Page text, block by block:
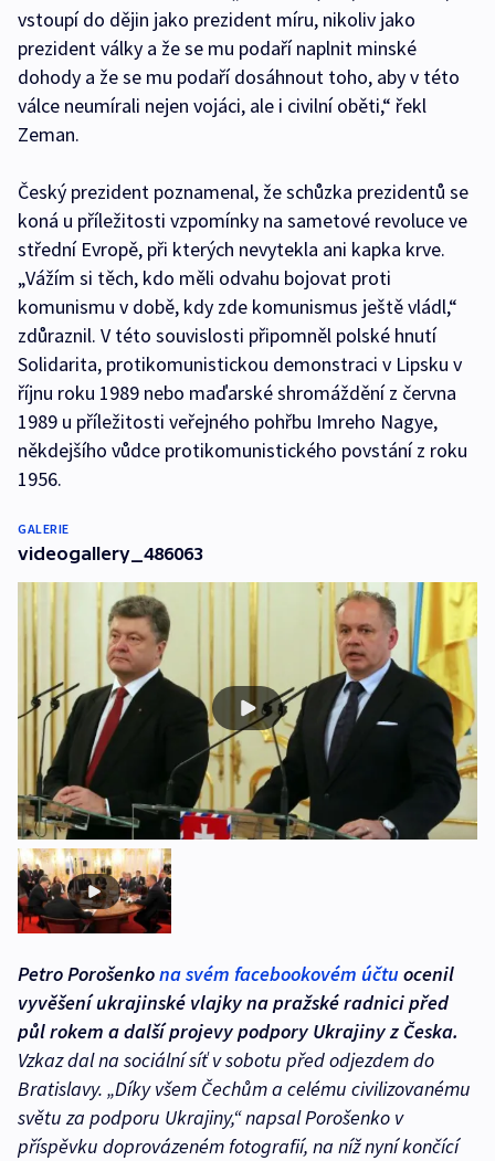
vstoupí do dějin jako prezident míru, nikoliv jako
prezident války a že se mu podaří naplnit minské
dohody a že se mu podaří dosáhnout toho, aby v této
válce neumírali nejen vojáci, ale i civilní oběti,“ řekl
Zeman.
Český prezident poznamenal, že schůzka prezidentů se
koná u příležitosti vzpomínky na sametové revoluce ve
střední Evropě, při kterých nevytekla ani kapka krve.
„Vážím si těch, kdo měli odvahu bojovat proti
komunismu v době, kdy zde komunismus ještě vládl,“
zdůraznil. V této souvislosti připomněl polské hnutí
Solidarita, protikomunistickou demonstraci v Lipsku v
říjnu roku 1989 nebo maďarské shromáždění z června
1989 u příležitosti veřejného pohřbu Imreho Nagye,
někdejšího vůdce protikomunistického povstání z roku
1956.
GALERIE
videogallery_486063
Petro Porošenkona svém facebookovém účtuocenil
vyvěšení ukrajinské vlajky na pražské radnici před
půl rokem a další projevy podpory Ukrajiny z Česka.
Vzkaz dal na sociální síť v sobotu před odjezdem do
Bratislavy. „Díky všem Čechům a celému civilizovanému
světu za podporu Ukrajiny,“ napsal Porošenko v
příspěvku doprovázeném fotografií, na níž nyní končící